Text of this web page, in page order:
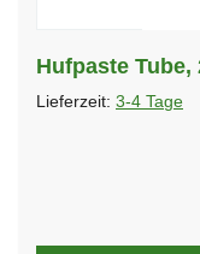
Hufpaste Tube,
Lieferzeit: 3-4 Tage